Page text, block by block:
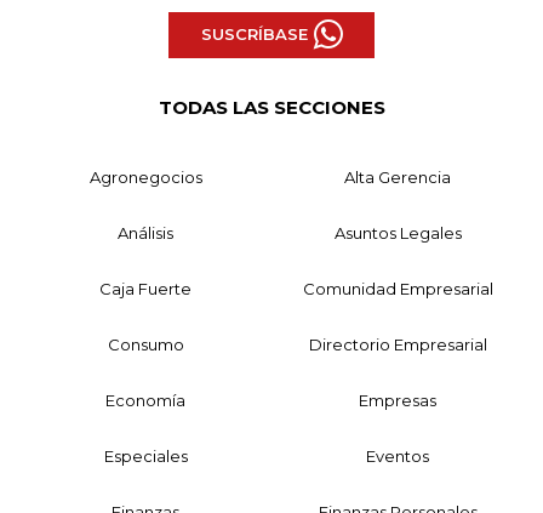
SUSCRÍBASE
TODAS LAS SECCIONES
Agronegocios Alta Gerencia
Análisis Asuntos Legales
Caja Fuerte Comunidad Empresarial
Consumo Directorio Empresarial
Economía Empresas
Especiales Eventos